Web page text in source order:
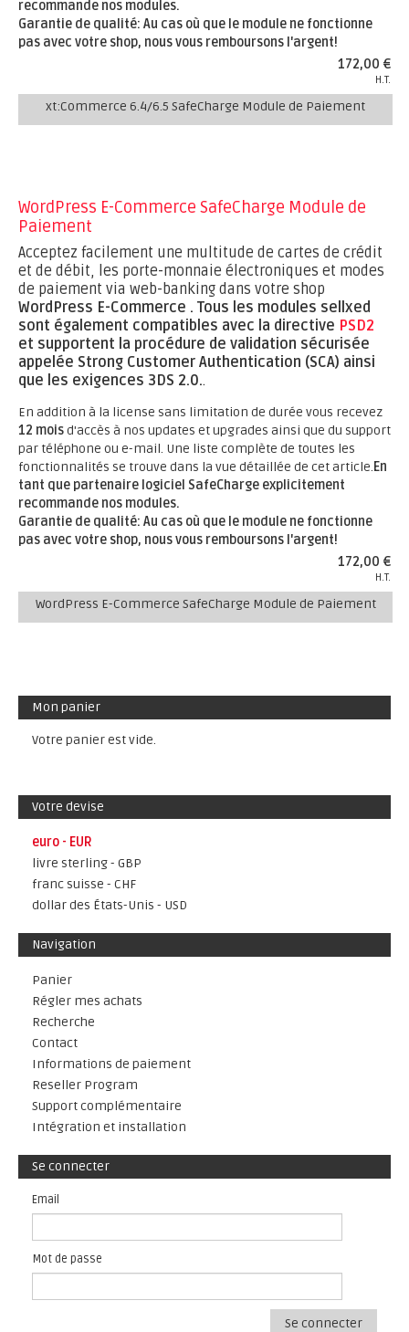
recommande nos modules.
Garantie de qualité: Au cas où que le module ne fonctionne
pas avec votre shop, nous vous remboursons l'argent!
172,00 €
H.T.
xt:Commerce 6.4/6.5 SafeCharge Module de Paiement
WordPress E-Commerce SafeCharge Module de
Paiement
Acceptez facilement une multitude de cartes de crédit
et de débit, les porte-monnaie électroniques et modes
de paiement via web-banking dans votre shop
WordPress E-Commerce . Tous les modules sellxed
sont également compatibles avec la directive PSD2
et supportent la procédure de validation sécurisée
appelée Strong Customer Authentication (SCA) ainsi
que les exigences 3DS 2.0..
En addition à la license sans limitation de durée vous recevez
12 moisd'accès à nos updates et upgrades ainsi que du support
par téléphone ou e-mail. Une liste complète de toutes les
fonctionnalités se trouve dans la vue détaillée de cet article.En
tant que partenaire logiciel SafeCharge explicitement
recommande nos modules.
Garantie de qualité: Au cas où que le module ne fonctionne
pas avec votre shop, nous vous remboursons l'argent!
172,00 €
H.T.
WordPress E-Commerce SafeCharge Module de Paiement
Mon panier
Votre panier est vide.
Votre devise
euro - EUR
livre sterling - GBP
franc suisse - CHF
dollar des États-Unis - USD
Navigation
Panier
Régler mes achats
Recherche
Contact
Informations de paiement
Reseller Program
Support complémentaire
Intégration et installation
Se connecter
Email
Mot de passe
Se connecter